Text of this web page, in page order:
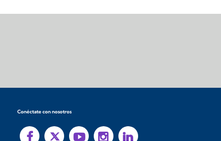
Conéctate con nosotros